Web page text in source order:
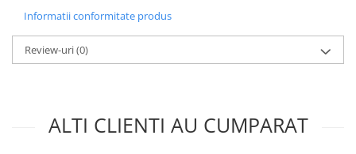
Informatii conformitate produs
Review-uri(0)
ALTI CLIENTI AU CUMPARAT